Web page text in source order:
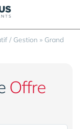
/ Gestion » Grand
Offre